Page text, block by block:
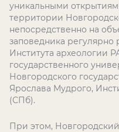
уникальными
территории
непосредственно на
заповедника регулярно
Института археологии
государственного
Новгородского
Ярослава Мудрого,
(СПб).
При этом,